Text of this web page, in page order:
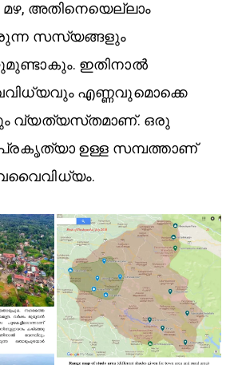
അതിനെയെല്ലാം
സസ്യങ്ങളും
ഇതിനാൽ
എണ്ണവുമൊക്കെ
വ്യത്യസ്‍തമാണ്. ഒരു
പ്രകൃത്യാ ഉള്ള സമ്പത്താണ്